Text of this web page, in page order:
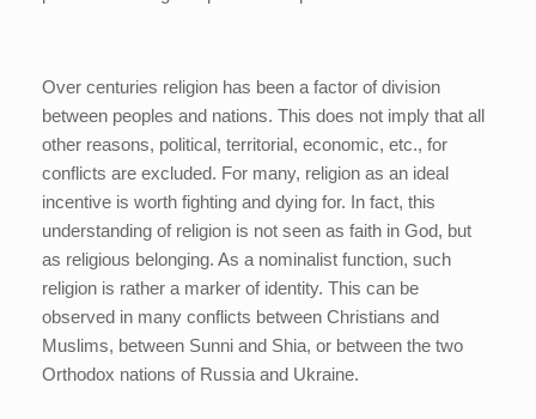
Over centuries religion has been a factor of division
between peoples and nations. This does not imply that all
other reasons, political, territorial, economic, etc., for
conflicts are excluded. For many, religion as an ideal
incentive is worth fighting and dying for. In fact, this
understanding of religion is not seen as faith in God, but
as religious belonging. As a nominalist function, such
religion is rather a marker of identity. This can be
observed in many conflicts between Christians and
Muslims, between Sunni and Shia, or between the two
Orthodox nations of Russia and Ukraine.